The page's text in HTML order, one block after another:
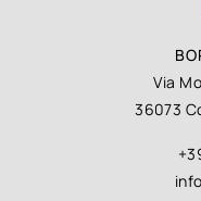
Via
36073